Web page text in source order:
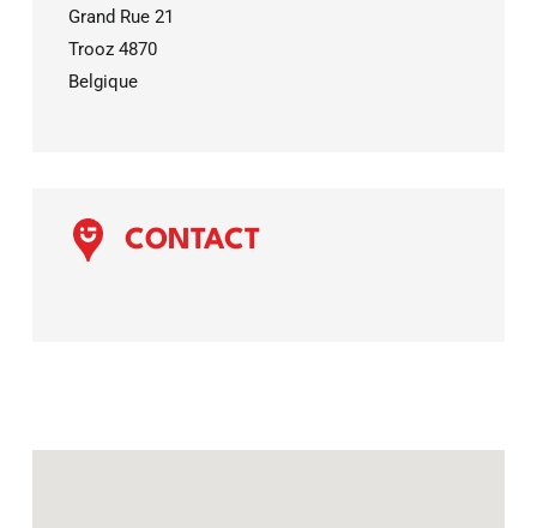
Grand Rue 21
Trooz 4870
Belgique
CONTACT